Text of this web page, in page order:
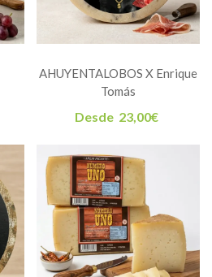
AHUYENTALOBOS X Enrique
Tomás
Desde 23,00€